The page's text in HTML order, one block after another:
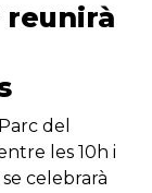
reunirà
del
les 10h i
celebrarà